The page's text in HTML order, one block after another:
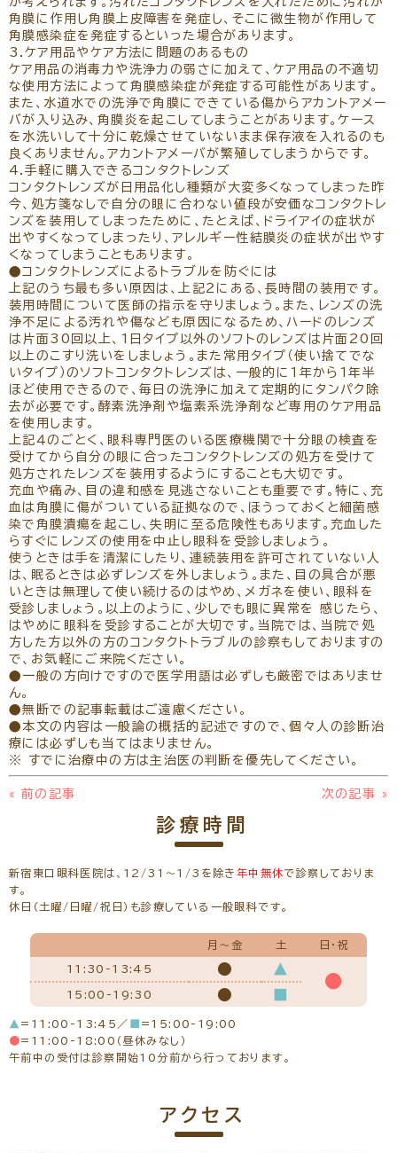
角膜に作用し角膜上皮障害を発症し、そこに微生物が作用して
角膜感染症を発症するといった場合があります。
3.ケア用品やケア方法に問題のあるもの
ケア用品の消毒力や洗浄力の弱さに加えて、ケア用品の不適切
な使用方法によって角膜感染症が発症する可能性があります。
また、水道水での洗浄で角膜にできている傷からアカントアメー
バが入り込み、角膜炎を起こしてしまうことがあります。ケース
を水洗いして十分に乾燥させていないまま保存液を入れるのも
良くありません。アカントアメーバが繁殖してしまうからです。
4.手軽に購入できるコンタクトレンズ
コンタクトレンズが日用品化し種類が大変多くなってしまった昨
今、処方箋なしで自分の眼に合わない値段が安価なコンタクトレ
ンズを装用してしまったために、たとえば、ドライアイの症状が
出やすくなってしまったり、アレルギー性結膜炎の症状が出やす
くなってしまうこともあります。
●コンタクトレンズによるトラブルを防ぐには
上記のうち最も多い原因は、上記２にある、長時間の装用です。
装用時間について医師の指示を守りましょう。また、レンズの洗
浄不足による汚れや傷なども原因になるため、ハードのレンズ
は片面30回以上、1日タイプ以外のソフトのレンズは片面20回
以上のこすり洗いをしましょう。また常用タイプ（使い捨てでな
いタイプ）のソフトコンタクトレンズは、一般的に1年から1年半
ほど使用できるので、毎日の洗浄に加えて定期的にタンパク除
去が必要です。酵素洗浄剤や塩素系洗浄剤など専用のケア用品
を使用します。
上記４のごとく、眼科専門医のいる医療機関で十分眼の検査を
受けてから自分の眼に合ったコンタクトレンズの処方を受けて
処方されたレンズを装用するようにすることも大切です。
充血や痛み、目の違和感を見逃さないことも重要です。特に、充
血は角膜に傷がついている証拠なので、ほうっておくと細菌感
染で角膜潰瘍を起こし、失明に至る危険性もあります。充血した
らすぐにレンズの使用を中止し眼科を受診しましょう。
使うときは手を清潔にしたり、連続装用を許可されていない人
は、眠るときは必ずレンズを外しましょう。また、目の具合が悪
いときは無理して使い続けるのはやめ、メガネを使い、眼科を
受診しましょう。以上のように、少しでも眼に異常を 感じたら、
はやめに眼科を受診することが大切です。当院では、当院で処
方した方以外の方のコンタクトトラブルの診察もしておりますの
で、お気軽にご来院ください。
●一般の方向けですので医学用語は必ずしも厳密ではありませ
ん。
●無断での記事転載はご遠慮ください。
●本文の内容は一般論の概括的記述ですので、個々人の診断治
療には必ずしも当てはまりません。
※ すでに治療中の方は主治医の判断を優先してください。
« 前の記事 次の記事 »
診療時間
新宿東口眼科医院は、12/31～1/3を除き 年中無休で診察しておりま
す。
休日（土曜/日曜/祝日）も診療している一般眼科です。
月～金 土 日・祝
11:30-13:45 ● ▲
●
15:00-19:30 ●
▲ =11:00-13:45／
=15:00-19:00
●=11:00-18:00（昼休みなし）
午前中の受付は診察開始10分前から行っております。
アクセス